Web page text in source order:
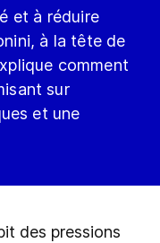
et à réduire
à la tête de
comment
sur
et une
des pressions